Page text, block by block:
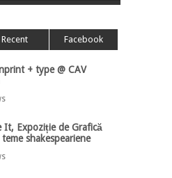
Recent Facebook
+ type @ CAV
It, Expoziție de Grafică
shakespeariene